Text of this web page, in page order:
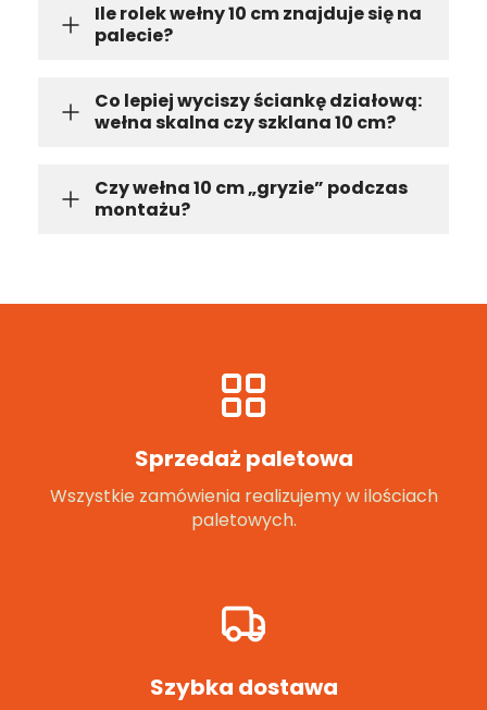
Ile rolek wełny 10 cm znajduje się na
palecie?
Co lepiej wyciszy ściankę działową:
wełna skalna czy szklana 10 cm?
Czy wełna 10 cm „gryzie” podczas
montażu?
Sprzedaż paletowa
Wszystkie zamówienia realizujemy w ilościach
paletowych.
Szybka dostawa